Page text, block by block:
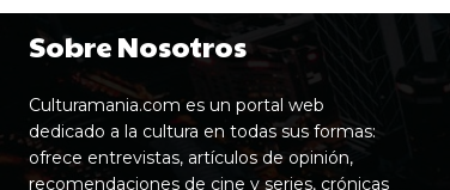
Sobre Nosotros
Culturamania.com es un portal web
dedicado a la cultura en todas sus formas:
ofrece entrevistas, artículos de opinión,
recomendaciones de cine y series, crónicas